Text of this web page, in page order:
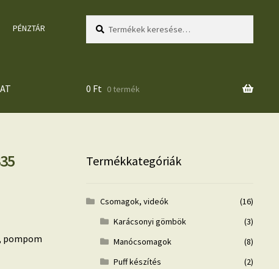
PÉNZTÁR
0 Ft 0 termék
pompom
Termékkategóriák
Csomagok, videók
(16)
Karácsonyi gömbök
(3)
Manócsomagok
(8)
Puff készítés
(2)